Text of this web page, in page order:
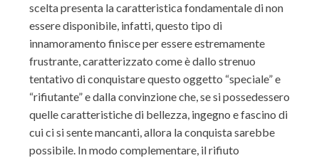
scelta presenta la caratteristica fondamentale di non
essere disponibile, infatti, questo tipo di
innamoramento finisce per essere estremamente
frustrante, caratterizzato come è dallo strenuo
tentativo di conquistare questo oggetto “speciale” e
“rifiutante” e dalla convinzione che, se si possedessero
quelle caratteristiche di bellezza, ingegno e fascino di
cui ci si sente mancanti, allora la conquista sarebbe
possibile. In modo complementare, il rifiuto